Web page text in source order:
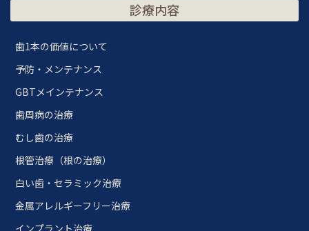
診療内容
歯1本の価値について
予防・メンテナンス
GBTメインテナンス
歯周病の治療
むし歯の治療
根管治療（根の治療）
白い歯・セラミック治療
金属アレルギーフリー治療